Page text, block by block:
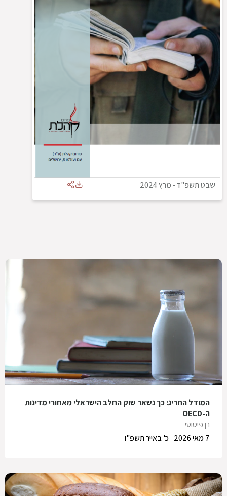
שבט תשפ"ד-מרץ 2024
המודל החריג: כך נשאר שוק החלב הישראלי מאחורי מדינות
ה-OECD
רן פיטוסי
כ' באייר תשפ"ו
7 מאי 2026